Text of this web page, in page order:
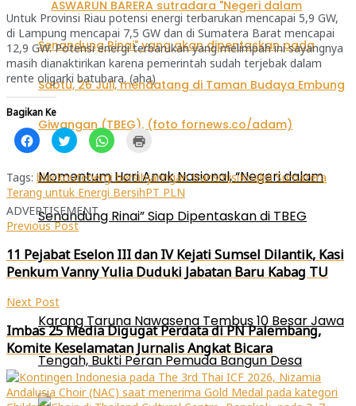
Momentum Hari Anak Nasional, “Negeri dalam
Senandung Rinai” Siap Dipentaskan di TBEG
Karang Taruna Nawasena Tembus 10 Besar Jawa
Tengah, Bukti Peran Pemuda Bangun Desa
Untuk Provinsi Riau potensi energi terbarukan mencapai 5,9 GW,
di Lampung mencapai 7,5 GW dan di Sumatera Barat mencapai
12,9 GW. Potensi energi terbarukan yang melimpah ini sayangnya
masih dianaktirikan karena pemerintah sudah terjebak dalam
rente oligarki batubara. (aha)
Bagikan Ke
Klik
untuk
membagikan
Facebook(Membuka
di
jendela
yang
baru)
Klik
untuk
berbagi
Twitter(Membuka
di
jendela
yang
baru)
Klik
untuk
WhatsApp(Membuka
di
jendela
baru)
jendela
yang
baru)
Tags: blackoutenergi bersihjaringan transmisiKoalisi Sumatera
Terang untuk Energi BersihPT PLN
ADVERTISEMENT
Previous Post
11 Pejabat Eselon III dan IV Kejati Sumsel Dilantik, Kasi
Penkum Vanny Yulia Duduki Jabatan Baru Kabag TU
Next Post
Imbas 25 Media Digugat Perdata di PN Palembang,
Komite Keselamatan Jurnalis Angkat Bicara